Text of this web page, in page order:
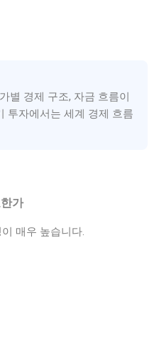
별 경제 구조, 자금 흐름이
투자에서는 세계 경제 흐름
가
매우 높습니다.